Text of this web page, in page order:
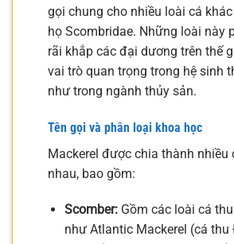
gọi chung cho nhiều loài cá
họ Scombridae. Những loài này
rãi khắp các đại dương trên thế
vai trò quan trọng trong hệ sinh
như trong ngành thủy sản.
Tên gọi và phân loại khoa học
Mackerel được chia thành nhiều
nhau, bao gồm:
Scomber:Gồm các loài cá
như Atlantic Mackerel (cá thu